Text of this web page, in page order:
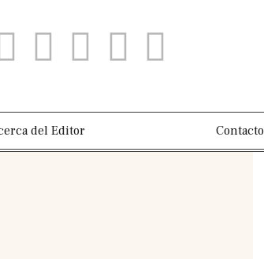
del Editor Contacto